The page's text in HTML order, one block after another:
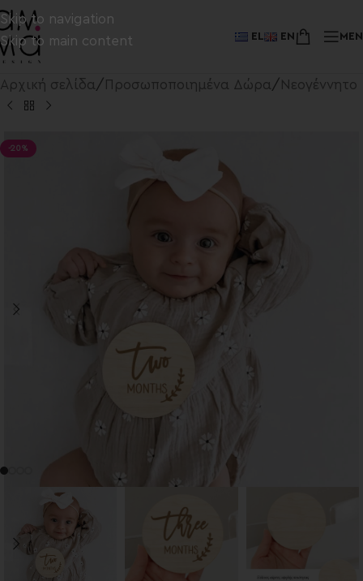
Skip to navigation
Skip to main content
EL EN
Αρχική σελίδα / Προσωποποιημένα Δώρα / Νεογέννητο
-20%